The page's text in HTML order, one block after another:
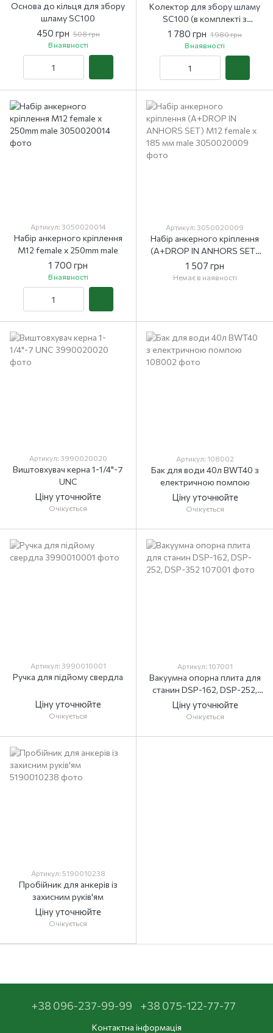
Основа до кільця для збору
шламу SC100
450 грн 508 грн
В наявності
Колектор для збору шламу
SC100 (в комплекті з
основою)
1 780 грн 1 980 грн
В наявності
Артикул: 3050020014
Набір анкерного кріплення
M12 female х 250mm male
1 700 грн
В наявності
Артикул: 3050020009
Набір анкерного кріплення
(A+DROP IN ANHORS SET)
M12 female х 185 мм male
1 507 грн
Немає в наявності
Артикул: 3990020020
Виштовхувач керна 1-1/4"-7
UNC
Ціну уточнюйте
Очікується
Артикул: 108002
Бак для води 40л BWT40 з
електричною помпою
Ціну уточнюйте
Очікується
Артикул: 3990010001
Ручка для підйому свердла
Ціну уточнюйте
Очікується
Артикул: 107001
Вакуумна опорна плита для
станин DSP-162, DSP-252,
DSP-352
Ціну уточнюйте
Очікується
Артикул: 5190010238
Пробійник для анкерів із
захисним руків'ям
Ціну уточнюйте
Очікується
+38 096-237-99-99 +38 075-122-77-77
Контактна інформація